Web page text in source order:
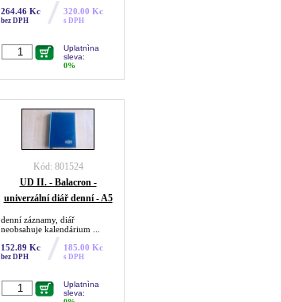
264.46 Kc
bez DPH
320.00 Kc
s DPH
Uplatnìna
sleva:
0%
Kód: 801524
UD II. - Balacron -
univerzální diář denní - A5
denní záznamy, diář
neobsahuje kalendárium ...
152.89 Kc
bez DPH
185.00 Kc
s DPH
Uplatnìna
sleva: